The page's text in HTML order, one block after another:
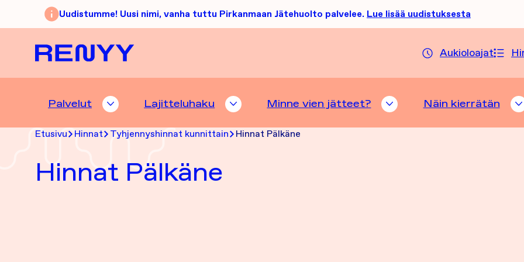
Siirry sisältöönUudistumme! Uusi nimi, vanha tuttu Pirkanmaan Jätehuolto palvelee. Lue lisää uudistuksesta
Etusivu
Aukioloajat
Palvelut PALVELUT ALASIVUT
Lajitteluhaku LAJITTELUHAKU ALASIVUT
Minne vien jätteet? MINNE VIEN JÄTTEET?
Näin kierrätän
Etusivu Hinnat Tyhjennyshinnat kunnittain Hinnat Pälkäne
Hinnat Pälkäne